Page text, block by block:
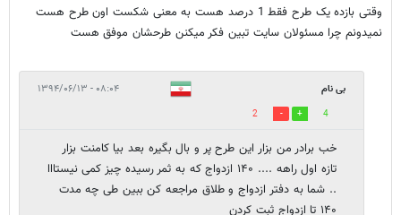
وقتی بازده یک طرح فقط 1 درصد هست به معنی شکست اون طرح هست
نمیدونم چرا مسئولان سایت تبین فکر میکنن طرحشان موفق هست
بی نام ۰۸:۰۴ - ۱۳۹۴/۰۶/۱۳
4
2
خب برادر من بزار این طرح پر و بال بگیره بعد بیا کامنت بزار
تازه اول راهه .... ۱۴۰ ازدواج که به ثمر رسیده چیز کمی نیستااا
.. شما به دفتر ازدواج و طلاق مراجعه کن ببین طی چه مدت
۱۴۰ تا ازدواج ثبت کردن